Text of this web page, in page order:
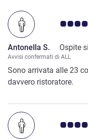
Giudizio
Antonella S. Ospite
Avvisi confermati di ALL
Sono arrivata alle 23
davvero ristoratore.
Giudizio